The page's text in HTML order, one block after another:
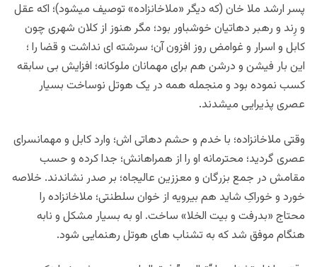
پسر ارشد ملا خان (که دیگر «ملاخانزاده» توصیف میشود)؛ اکه عقل
و رِند و رهبر دهاتیان خوشباور بود؛ مگر هنوز از کلان شهری چون
کابل و اسرار و غوامض روز افزون آن؛ سرشته ای نداشت و قضا را ؛
این بار فیشن و درشن هم برای مهمانان ملوکانه؛ افزایش بی سابقه
کسب نموده بود و منجمله همه در یک هوتل نوساخت بسیار
عصری پذیرایی میشدند.
وقتی ملاخانزاده؛ با خدم و حشم دهاتی اش؛ وارد کابل و مهمانسرای
عصری گردید؛ محترمانه او را از همراهانش؛ جدا کرده و حسب
مقامش در جمع بزرگان و معززین عالیجاه؛ بر صدر نشاندند. خلاصه
خورد و خوراکِ شاید هم بیرویه از خوان سلطنتی؛ ملاخانزاده را
محتاج «بدرفت و بیت الخلا» ساخت. او به بسیار مشکل و نابه
هنگام موفق شد که به تشناب های هوتل رهنمایی شود.